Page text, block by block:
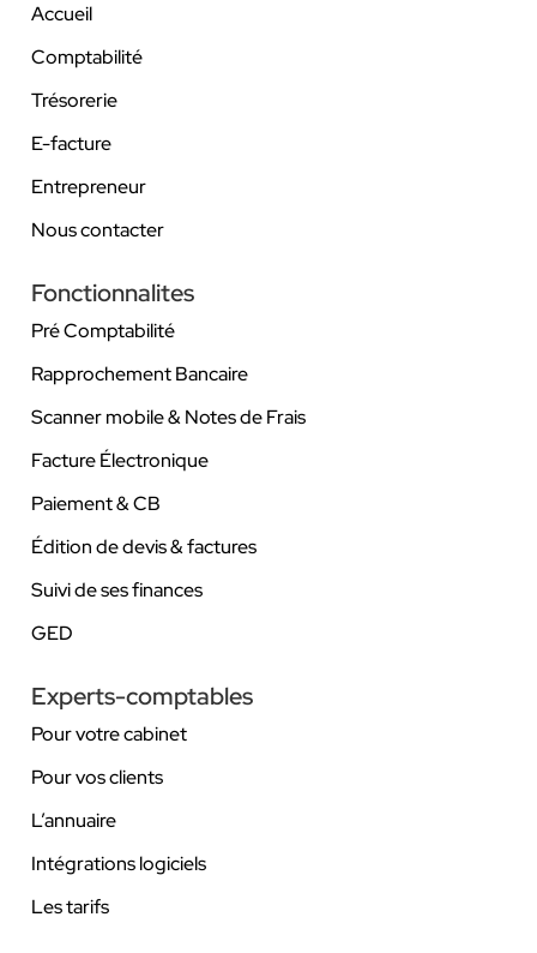
Accueil
Comptabilité
Trésorerie
E-facture
Entrepreneur
Nous contacter
Fonctionnalites
Pré Comptabilité
Rapprochement Bancaire
Scanner mobile & Notes de Frais
Facture Électronique
Paiement & CB
Édition de devis & factures
Suivi de ses finances
GED
Experts-comptables
Pour votre cabinet
Pour vos clients
L’annuaire
Intégrations logiciels
Les tarifs